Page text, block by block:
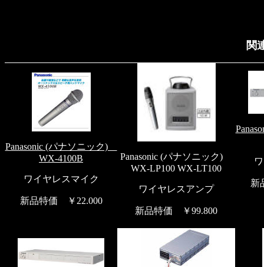
関
Panasonic (パナソニック)
WX-4100B
ワイヤレスマイク
新品特価 ￥22.000
Panasonic (パナソニック)
WX-LP100 WX-LT100
ワイヤレスアンプ
新品特価 ￥99.800
新